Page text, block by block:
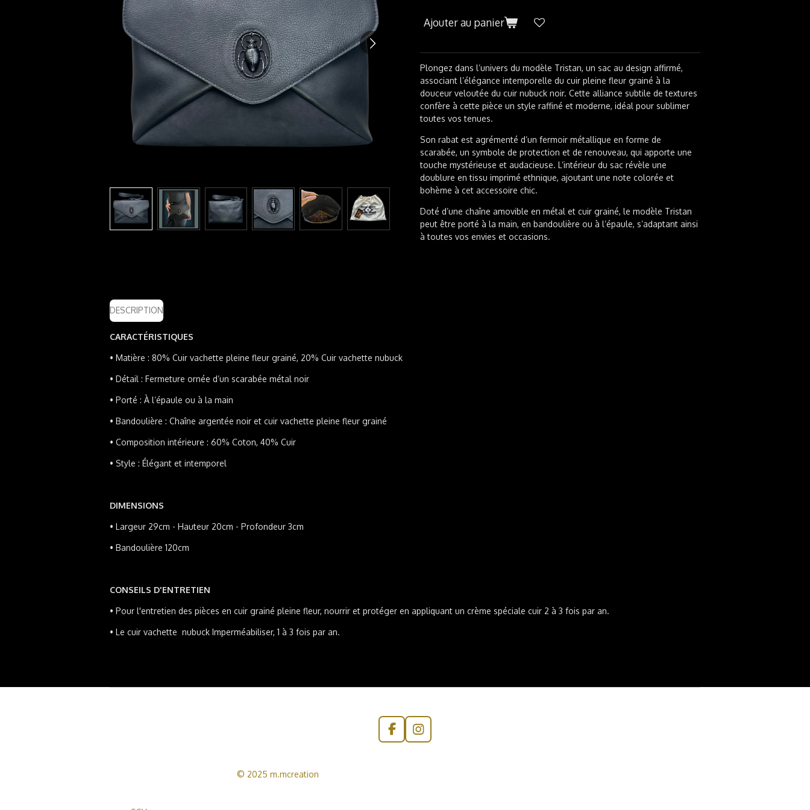
Ajouter au panier
Plongez dans l’univers du modèle Tristan, un sac au design affirmé,
associant l’élégance intemporelle du cuir pleine fleur grainé à la
douceur veloutée du cuir nubuck noir. Cette alliance subtile de textures
confère à cette pièce un style raffiné et moderne, idéal pour sublimer
toutes vos tenues.
Son rabat est agrémenté d’un fermoir métallique en forme de
scarabée, un symbole de protection et de renouveau, qui apporte une
touche mystérieuse et audacieuse. L’intérieur du sac révèle une
doublure en tissu imprimé ethnique, ajoutant une note colorée et
bohème à cet accessoire chic.
Doté d’une chaîne amovible en métal et cuir grainé, le modèle Tristan
peut être porté à la main, en bandoulière ou à l’épaule, s’adaptant ainsi
à toutes vos envies et occasions.
DESCRIPTION
CARACTÉRISTIQUES
• Matière : 80% Cuir vachette pleine fleur grainé, 20% Cuir vachette nubuck
• Détail : Fermeture ornée d’un scarabée métal noir
• Porté : À l’épaule ou à la main
• Bandoulière : Chaîne argentée noir et cuir vachette pleine fleur grainé
• Composition intérieure : 60% Coton, 40% Cuir
• Style : Élégant et intemporel
DIMENSIONS
• Largeur 29cm - Hauteur 20cm - Profondeur 3cm
• Bandoulière 120cm
CONSEILS D'ENTRETIEN
• Pour l'entretien des pièces en cuir grainé pleine fleur, nourrir et protéger en appliquant un crème spéciale cuir 2 à 3 fois par an.
• Le cuir vachette nubuck Imperméabiliser, 1 à 3 fois par an.
F
a
I
n
© 2025 m.mcreation